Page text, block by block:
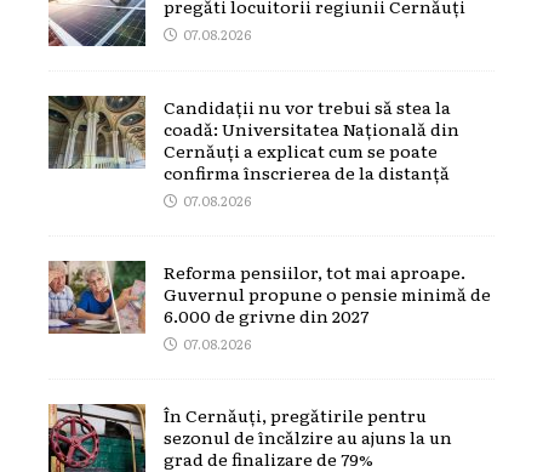
pregăti locuitorii regiunii Cernăuți
07.08.2026
Candidații nu vor trebui să stea la
coadă: Universitatea Națională din
Cernăuți a explicat cum se poate
confirma înscrierea de la distanță
07.08.2026
Reforma pensiilor, tot mai aproape.
Guvernul propune o pensie minimă de
6.000 de grivne din 2027
07.08.2026
În Cernăuți, pregătirile pentru
sezonul de încălzire au ajuns la un
grad de finalizare de 79%